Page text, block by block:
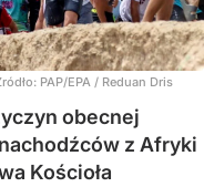
PAP/EPA / Reduan Dris
obecnej
z Afryki
Kościoła